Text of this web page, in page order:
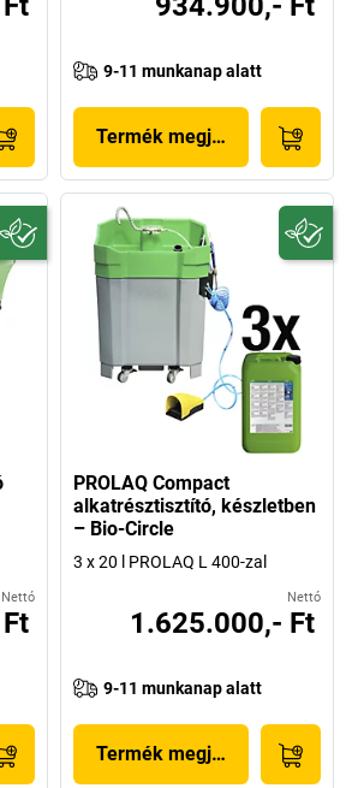
9-11 munkanap alatt
Termék megjelenítése
Nettó
PROLAQ Compact
alkatrésztisztító, készletben
– Bio-Circle
3 x 20 l PROLAQ L 400-zal
Nettó
1.625.000,- Ft
9-11 munkanap alatt
Termék megjelenítése